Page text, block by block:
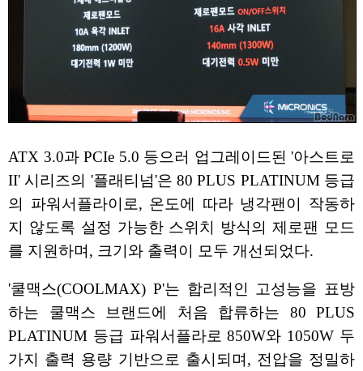
ATX 3.0과 PCIe 5.0 등으러 업그레이드된 '아스트로
II' 시리즈의 '플래티넘'은 80 PLUS PLATINUM 등급
의 파워서플라이로, 온도에 따라 냉각팬이 작동하
지 않도록 설정 가능한 스위치 방식의 제로팬 모드
를 지원하며, 크기와 출력이 모두 개선되었다.
'쿨맥스(COOLMAX) P'는 합리적인 고성능을 표방
하는 쿨맥스 브랜드에 처음 합류하는 80 PLUS
PLATINUM 등급 파워서플라로 850W와 1050W 두
가지 출력 용량 기반으로 출시되며, 전압을 정밀하